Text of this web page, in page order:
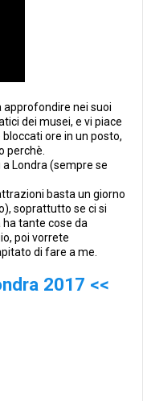
approfondire nei suoi
dei musei, e vi piace
ore in un posto,
perchè.
Londra (sempre se
basta un giorno
soprattutto se ci si
tante cose da
poi vorrete
di fare a me.
2017 <<